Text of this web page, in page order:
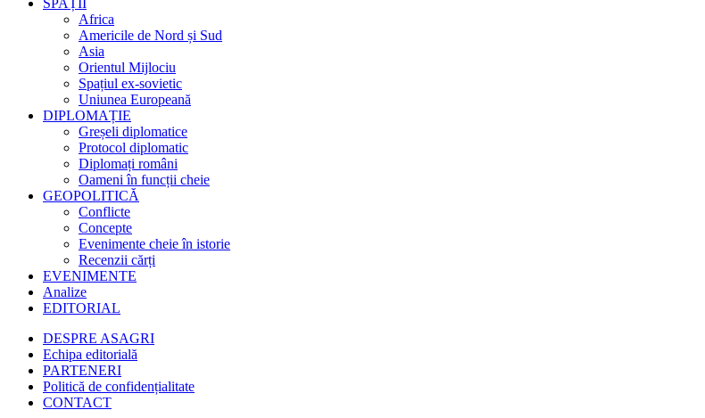
SPAȚII
Africa
Americile de Nord și Sud
Asia
Orientul Mijlociu
Spațiul ex-sovietic
Uniunea Europeană
DIPLOMAȚIE
Greșeli diplomatice
Protocol diplomatic
Diplomați români
Oameni în funcții cheie
GEOPOLITICĂ
Conflicte
Concepte
Evenimente cheie în istorie
Recenzii cărți
EVENIMENTE
Analize
EDITORIAL
DESPRE ASAGRI
Echipa editorială
PARTENERI
Politică de confidențialitate
CONTACT